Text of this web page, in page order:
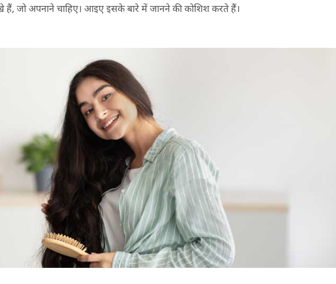
जो अपनाने चाहिए। आइए इसके बारे में जानने की कोशिश करते हैं।